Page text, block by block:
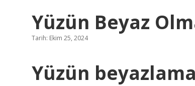
Yüzün Beyaz
Tarih: Ekim 25, 2024
Yüzün